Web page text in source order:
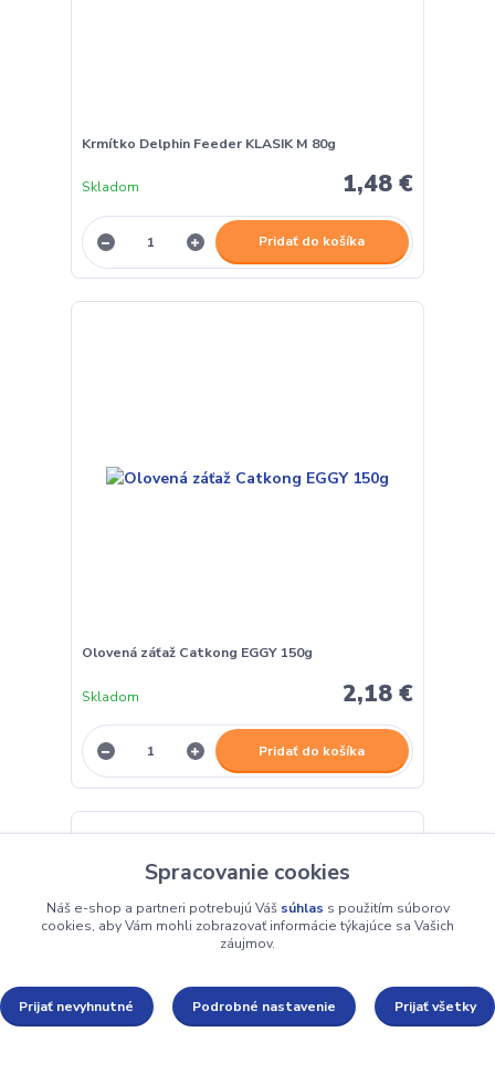
Krmítko Delphin Feeder KLASIK M 80g
1,48 €
Skladom
Pridať do košíka
Olovená záťaž Catkong EGGY 150g
2,18 €
Skladom
Pridať do košíka
Spracovanie cookies
Náš e-shop a partneri potrebujú Váš súhlas s použitím súborov
cookies, aby Vám mohli zobrazovať informácie týkajúce sa Vašich
záujmov.
Prijať nevyhnutné Podrobné nastavenie Prijať všetky